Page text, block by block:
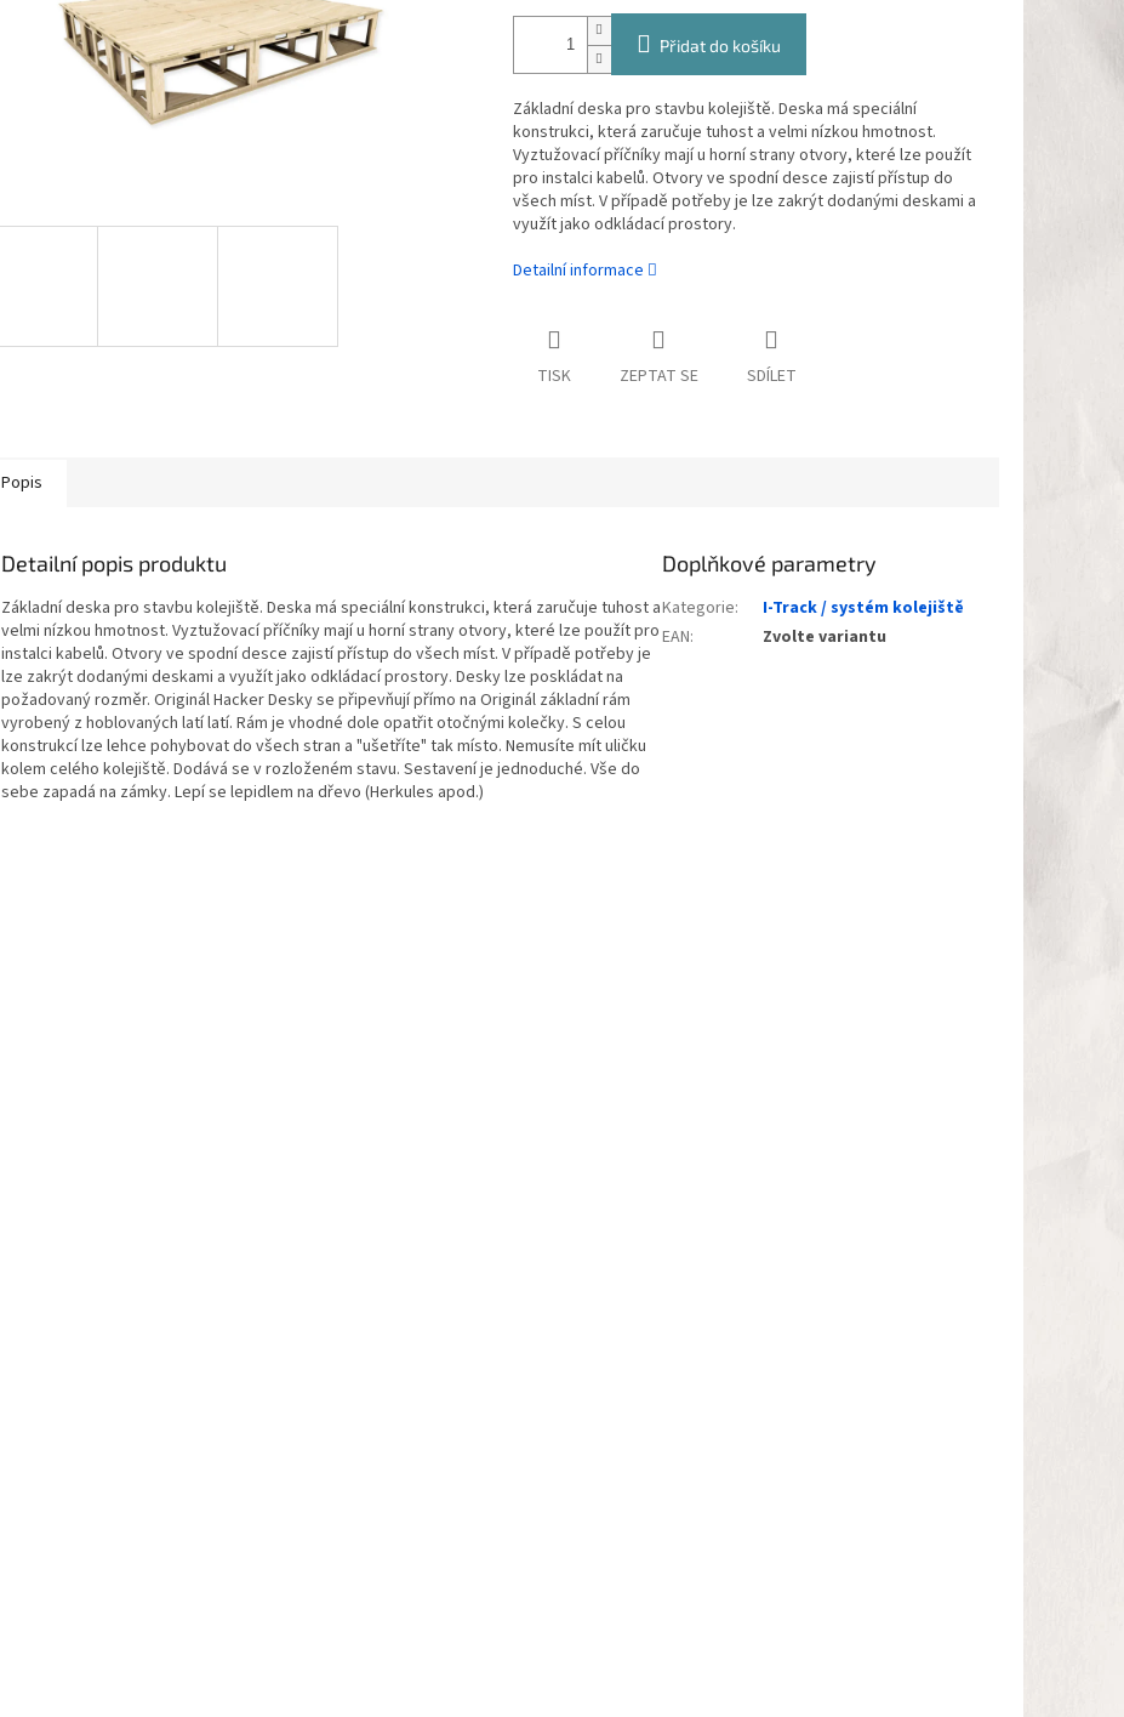
Přidat do košíku
Základní deska pro stavbu kolejiště. Deska má speciální
konstrukci, která zaručuje tuhost a velmi nízkou hmotnost.
Vyztužovací příčníky mají u horní strany otvory, které lze použít
pro instalci kabelů. Otvory ve spodní desce zajistí přístup do
všech míst. V případě potřeby je lze zakrýt dodanými deskami a
využít jako odkládací prostory.
Detailní informace
TISK ZEPTAT SE SDÍLET
Popis
Detailní popis produktu
Základní deska pro stavbu kolejiště. Deska má speciální konstrukci, která zaručuje tuhost a
velmi nízkou hmotnost. Vyztužovací příčníky mají u horní strany otvory, které lze použít pro
instalci kabelů. Otvory ve spodní desce zajistí přístup do všech míst. V případě potřeby je
lze zakrýt dodanými deskami a využít jako odkládací prostory. Desky lze poskládat na
požadovaný rozměr. Originál Hacker Desky se připevňují přímo na Originál základní rám
vyrobený z hoblovaných latí latí. Rám je vhodné dole opatřit otočnými kolečky. S celou
konstrukcí lze lehce pohybovat do všech stran a "ušetříte" tak místo. Nemusíte mít uličku
kolem celého kolejiště. Dodává se v rozloženém stavu. Sestavení je jednoduché. Vše do
sebe zapadá na zámky. Lepí se lepidlem na dřevo (Herkules apod.)
Doplňkové parametry
Kategorie:
I-Track / systém kolejiště
EAN: Zvolte variantu